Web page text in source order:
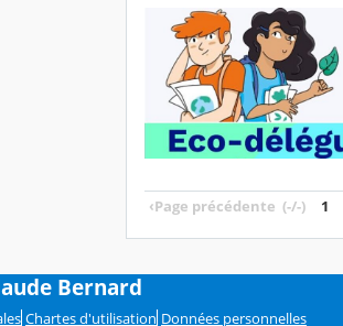
‹Page précédente (-/-) 1
Bernard
Chartes d'utilisation Données personnelles